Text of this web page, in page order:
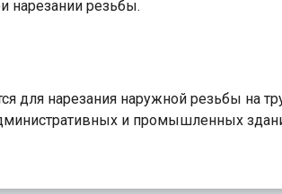
нарезании резьбы.
нарезания наружной резьбы на
и промышленных